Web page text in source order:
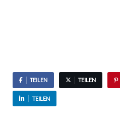
TEILEN TEILEN
TEILEN